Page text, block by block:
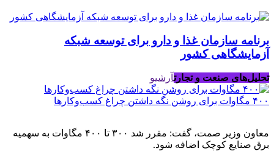
برنامه سازمان غذا و دارو برای توسعه شبکه
آزمایشگاهی کشور
تحلیل‌های صنعت و تجارتآرشیو
۴۰۰ مگاوات برای روشن نگه داشتن چراغ کسب‌وکار‌ها
معاون وزیر صمت، گفت: مقرر شد ۳۰۰ تا ۴۰۰ مگاوات به سهمیه
برق صنایع کوچک اضافه شود.